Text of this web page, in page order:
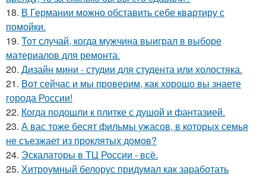
18. В Германии можно обставить себе квартиру с
помойки.
19. Тот случай, когда мужчина выиграл в выборе
материалов для ремонта.
20. Дизайн мини - студии для студента или холостяка.
21. Вот сейчас и мы проверим, как хорошо вы знаете
города России!
22. Когда подошли к плитке с душой и фантазией.
23. А вас тоже бесят фильмы ужасов, в которых семья
не съезжает из проклятых домов?
24. Эскалаторы в ТЦ России - всё.
25. Хитроумный белорус придумал как заработать